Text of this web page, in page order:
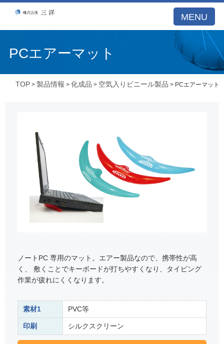
MENU
PCエアーマット
TOP >製品情報 >化成品 > 空気入りビニール製品 > PCエアーマット
ノートPC 専用のマット。エアー製品なので、携帯性が高
く、 敷くことでキーボードが打ちやすくなり、タイピング
作業が疲れにくくなります。
素材1 PVC等
印刷 シルクスクリーン